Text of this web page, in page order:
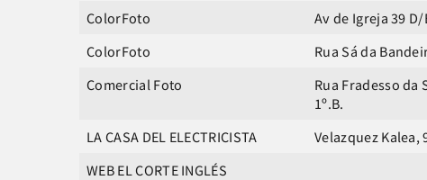
ColorFoto
Av de Igreja 39 D/
ColorFoto
Rua Sá da
Comercial Foto
Rua Fradesso da
1º.B.
LA CASA DEL ELECTRICISTA Velazquez Kalea,
WEB EL CORTE INGLÉS